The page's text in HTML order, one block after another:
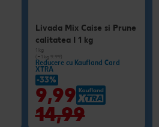
Livada Mix Caise si Prune
calitatea I 1 kg
1 kg
(=1 kg 9.99)
Reducere cu Kaufland Card
XTRA
-33%
9,99
14,99